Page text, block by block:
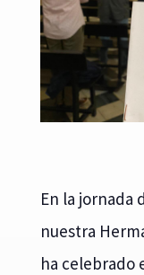
En la jornada
nuestra
ha celebrado